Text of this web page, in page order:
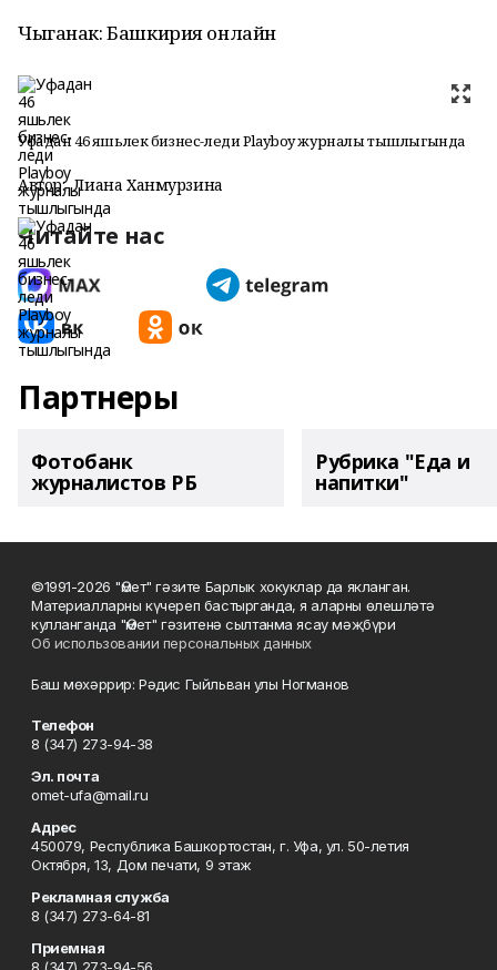
Чыганак: Башкирия онлайн
Уфадан 46 яшьлек бизнес-леди Playboy журналы тышлыгында
Автор: Лиана Ханмурзина
Читайте нас
Партнеры
Фотобанк
журналистов РБ
Рубрика "Еда и
напитки"
©1991-2026 "Өмет" гәзите Барлык хокуклар да якланган.
Материалларны күчереп бастырганда, я аларны өлешләтә
кулланганда "Өмет" гәзитенә сылтанма ясау мәҗбүри
Об использовании персональных данных
Баш мөхәррир: Рәдис Гыйльван улы Ногманов
Телефон
8 (347) 273-94-38
Эл. почта
omet-ufa@mail.ru
Адрес
450079, Республика Башкортостан, г. Уфа, ул. 50-летия
Октября, 13, Дом печати, 9 этаж
Рекламная служба
8 (347) 273-64-81
Приемная